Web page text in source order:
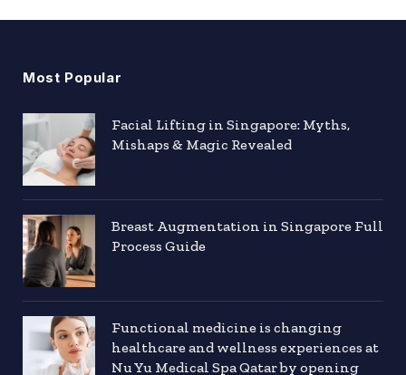
Most Popular
Facial Lifting in Singapore: Myths,
Mishaps & Magic Revealed
Breast Augmentation in Singapore Full
Process Guide
Functional medicine is changing
healthcare and wellness experiences at
Nu Yu Medical Spa Qatar by opening